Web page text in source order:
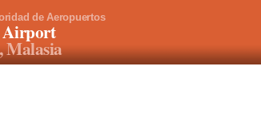
de Aeropuertos